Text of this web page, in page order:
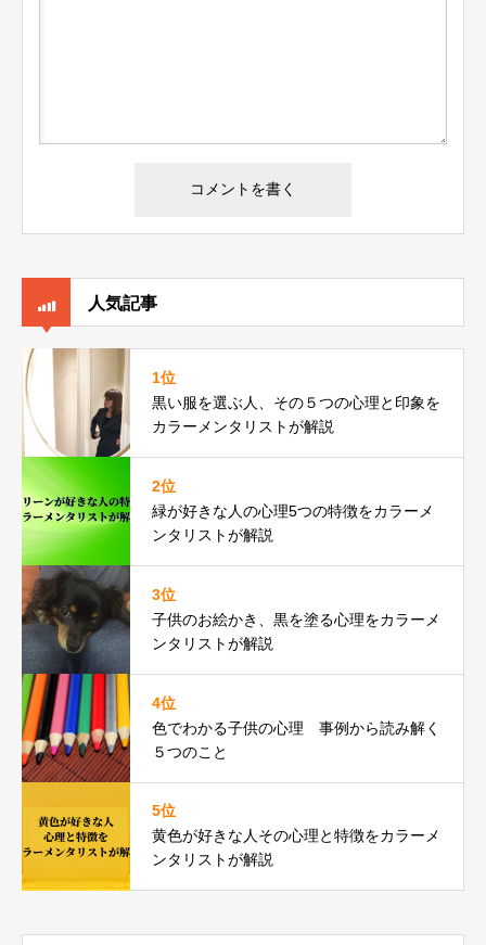
人気記事
1位
黒い服を選ぶ人、その５つの心理と印象を
カラーメンタリストが解説
2位
緑が好きな人の心理5つの特徴をカラーメ
ンタリストが解説
3位
子供のお絵かき、黒を塗る心理をカラーメ
ンタリストが解説
4位
色でわかる子供の心理 事例から読み解く
５つのこと
5位
黄色が好きな人その心理と特徴をカラーメ
ンタリストが解説